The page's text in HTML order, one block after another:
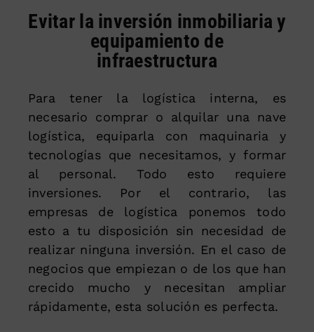
Evitar la inversión inmobiliaria y
equipamiento de
infraestructura
Para tener la logística interna, es
necesario comprar o alquilar una nave
logística, equiparla con maquinaria y
tecnologías que necesitamos, y formar
al personal. Todo esto requiere
inversiones. Por el contrario, las
empresas de logística ponemos todo
esto a tu disposición sin necesidad de
realizar ninguna inversión. En el caso de
negocios que empiezan o de los que han
crecido mucho y necesitan ampliar
rápidamente, esta solución es perfecta.